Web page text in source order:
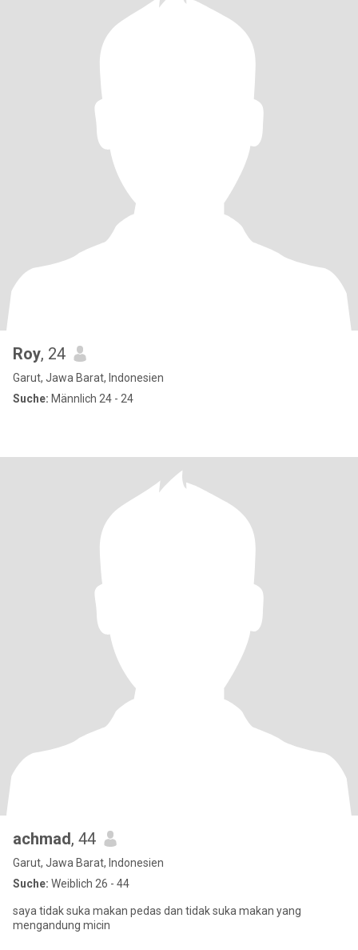
Roy, 24
Garut, Jawa Barat, Indonesien
Suche: Männlich 24 - 24
achmad, 44
Garut, Jawa Barat, Indonesien
Suche: Weiblich 26 - 44
saya tidak suka makan pedas dan tidak suka makan yang
mengandung micin